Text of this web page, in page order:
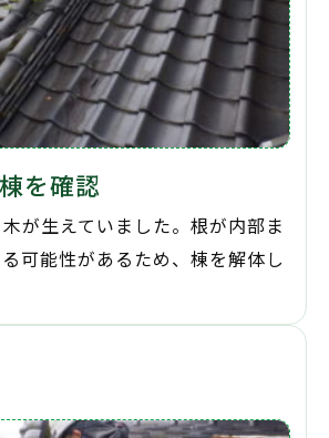
を確認
が生えていました。根が内部ま
可能性があるため、棟を解体し